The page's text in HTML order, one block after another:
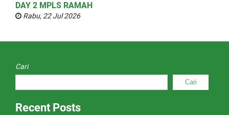
DAY 2 MPLS RAMAH
Rabu, 22 Jul 2026
Cari
Cari
Recent Posts